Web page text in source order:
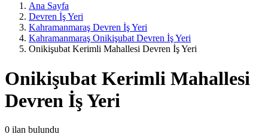
Ana Sayfa
Devren İş Yeri
Kahramanmaraş Devren İş Yeri
Kahramanmaraş Onikişubat Devren İş Yeri
Onikişubat Kerimli Mahallesi Devren İş Yeri
Onikişubat Kerimli Mahallesi
Devren İş Yeri
0 ilan bulundu